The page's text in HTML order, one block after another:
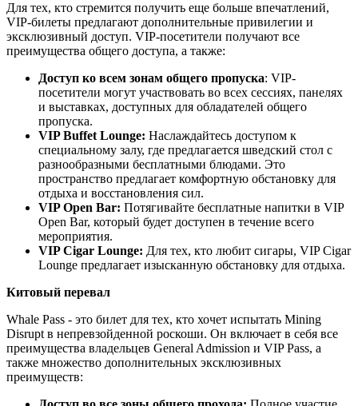
Для тех, кто стремится получить еще больше впечатлений,
VIP-билеты предлагают дополнительные привилегии и
эксклюзивный доступ. VIP-посетители получают все
преимущества общего доступа, а также:
Доступ ко всем зонам общего пропуска: VIP-
посетители могут участвовать во всех сессиях, панелях
и выставках, доступных для обладателей общего
пропуска.
VIP Buffet Lounge: Наслаждайтесь доступом к
специальному залу, где предлагается шведский стол с
разнообразными бесплатными блюдами. Это
пространство предлагает комфортную обстановку для
отдыха и восстановления сил.
VIP Open Bar: Потягивайте бесплатные напитки в VIP
Open Bar, который будет доступен в течение всего
мероприятия.
VIP Cigar Lounge: Для тех, кто любит сигары, VIP Cigar
Lounge предлагает изысканную обстановку для отдыха.
Китовый перевал
Whale Pass - это билет для тех, кто хочет испытать Mining
Disrupt в непревзойденной роскоши. Он включает в себя все
преимущества владельцев General Admission и VIP Pass, а
также множество дополнительных эксклюзивных
преимуществ: